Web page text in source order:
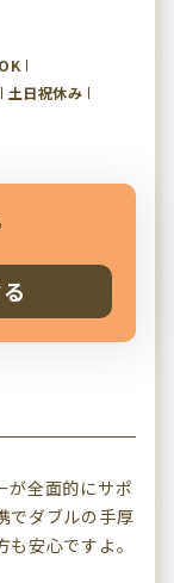
土日祝休み
が全面的にサポ
でダブルの手厚
安心ですよ。